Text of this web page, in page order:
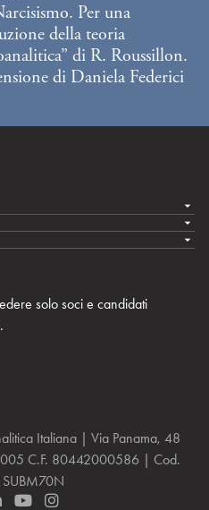
Per una
della teoria
di R. Roussillon.
di Daniela Federici
solo soci e candidati
Italiana | Via Panama, 48
C.F. 80442000586 | Cod.